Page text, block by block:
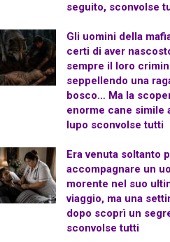
seguito, sconvolse
Gli uomini della
certi di aver
sempre il loro
seppellendo una
bosco… Ma la
enorme cane simile
lupo sconvolse tutti
Era venuta soltanto
accompagnare un
morente nel suo
viaggio, ma una
dopo scoprì un
sconvolse tutti